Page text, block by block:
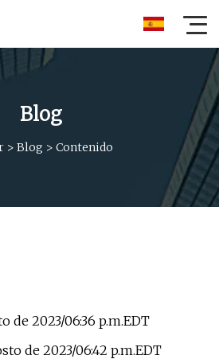
Blog
> Blog > Contenido
de 2023/06:36 p.m.EDT
de 2023/06:42 p.m.EDT